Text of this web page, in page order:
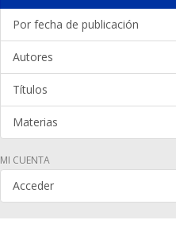
Por fecha de publicación
Autores
Títulos
Materias
MI CUENTA
Acceder